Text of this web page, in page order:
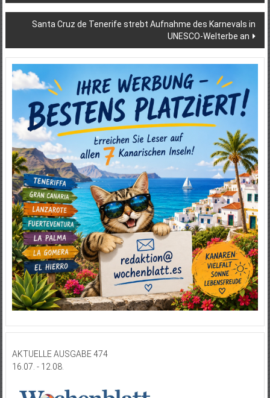
Santa Cruz de Tenerife strebt Aufnahme des Karnevals in
UNESCO-Welterbe an
AKTUELLE AUSGABE 474
16.07. - 12.08.